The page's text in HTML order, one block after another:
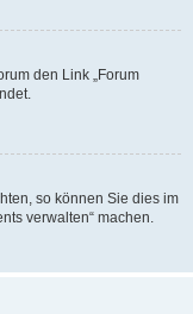
den Link „Forum
so können Sie dies im
verwalten“ machen.